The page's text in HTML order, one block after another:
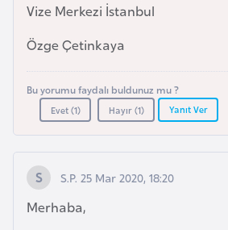
Vize Merkezi İstanbul
Özge Çetinkaya
Bu yorumu faydalı buldunuz mu ?
Evet (1) Hayır (1) Yanıt Ver
S.P. 25 Mar 2020, 18:20
Merhaba,
g
a
d
e
B
e
l